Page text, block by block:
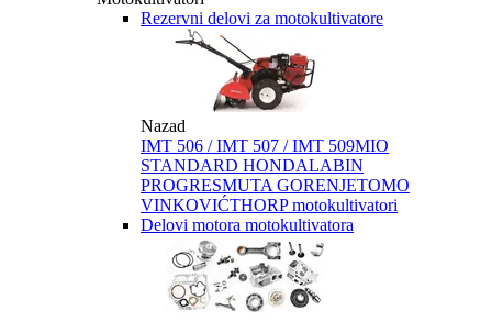
Rezervni delovi za motokultivatore
Nazad
IMT 506 / IMT 507 / IMT 509MIO
STANDARD HONDALABIN
PROGRESMUTA GORENJETOMO
VINKOVIĆTHORP motokultivatori
Delovi motora motokultivatora